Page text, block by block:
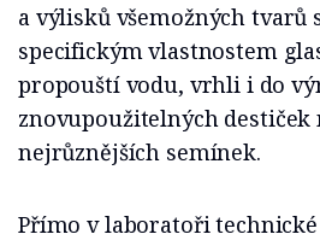
a výlisků všemožných tvarů
specifickým vlastnostem
propouští vodu, vrhli i do
znovupoužitelných destiček
nejrůznějších semínek.
Přímo v laboratoři